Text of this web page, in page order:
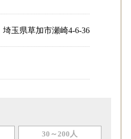
埼玉県草加市瀬崎4-6-36
30～200人